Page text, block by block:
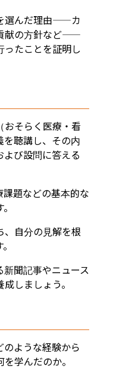
選んだ理由——カ
献の方針など——
ったことを証明し
おそらく医療・看
聴講し、その内
び設問に答える
題などの基本的な
、自分の見解を根
聞記事やニュース
しましょう。
ような経験から
学んだのか。